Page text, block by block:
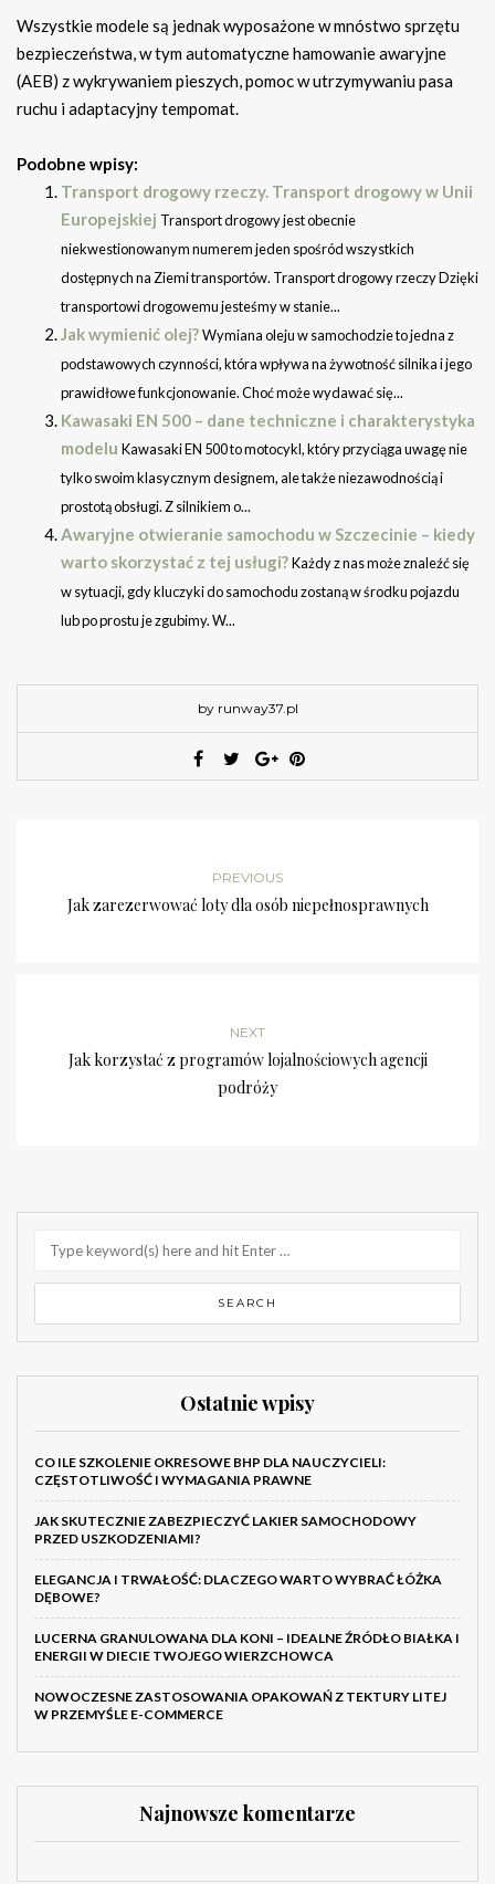
Wszystkie modele są jednak wyposażone w mnóstwo sprzętu
bezpieczeństwa, w tym automatyczne hamowanie awaryjne
(AEB) z wykrywaniem pieszych, pomoc w utrzymywaniu pasa
ruchu i adaptacyjny tempomat.
Podobne wpisy:
Transport drogowy rzeczy. Transport drogowy w Unii
Europejskiej Transport drogowy jest obecnie
niekwestionowanym numerem jeden spośród wszystkich
dostępnych na Ziemi transportów. Transport drogowy rzeczy Dzięki
transportowi drogowemu jesteśmy w stanie...
Jak wymienić olej?Wymiana oleju w samochodzie to jedna z
podstawowych czynności, która wpływa na żywotność silnika i jego
prawidłowe funkcjonowanie. Choć może wydawać się...
Kawasaki EN 500 – dane techniczne i charakterystyka
modelu Kawasaki EN 500 to motocykl, który przyciąga uwagę nie
tylko swoim klasycznym designem, ale także niezawodnością i
prostotą obsługi. Z silnikiem o...
Awaryjne otwieranie samochodu w Szczecinie – kiedy
warto skorzystać z tej usługi?Każdy z nas może znaleźć się
w sytuacji, gdy kluczyki do samochodu zostaną w środku pojazdu
lub po prostu je zgubimy. W...
by runway37.pl
PREVIOUS
Jak zarezerwować loty dla osób niepełnosprawnych
NEXT
Jak korzystać z programów lojalnościowych agencji
podróży
Ostatnie wpisy
CO ILE SZKOLENIE OKRESOWE BHP DLA NAUCZYCIELI:
CZĘSTOTLIWOŚĆ I WYMAGANIA PRAWNE
JAK SKUTECZNIE ZABEZPIECZYĆ LAKIER SAMOCHODOWY
PRZED USZKODZENIAMI?
ELEGANCJA I TRWAŁOŚĆ: DLACZEGO WARTO WYBRAĆ ŁÓŻKA
DĘBOWE?
LUCERNA GRANULOWANA DLA KONI – IDEALNE ŹRÓDŁO BIAŁKA I
ENERGII W DIECIE TWOJEGO WIERZCHOWCA
NOWOCZESNE ZASTOSOWANIA OPAKOWAŃ Z TEKTURY LITEJ
W PRZEMYŚLE E-COMMERCE
Najnowsze komentarze